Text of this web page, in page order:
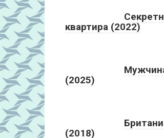
квартира (2022)
(2025)
(2018)